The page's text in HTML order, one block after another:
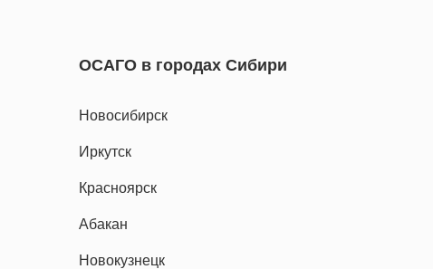
ОСАГО в городах Сибири
Новосибирск
Иркутск
Красноярск
Абакан
Новокузнецк